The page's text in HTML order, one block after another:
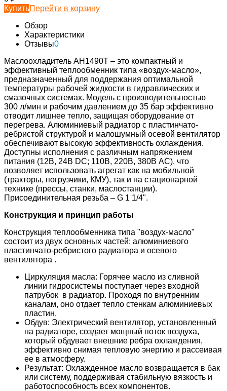
КупитьПерейти в корзину
Обзор
Характеристики
Отзывы0
Маслоохладитель AH1490T – это компактный и
эффективный теплообменник типа «воздух-масло»,
предназначенный для поддержания оптимальной
температуры рабочей жидкости в гидравлических и
смазочных системах. Модель с производительностью
300 л/мин и рабочим давлением до 35 бар эффективно
отводит лишнее тепло, защищая оборудование от
перегрева. Алюминиевый радиатор с пластинчато-
ребристой структурой и малошумный осевой вентилятор
обеспечивают высокую эффективность охлаждения.
Доступны исполнения с различным напряжением
питания (12В, 24В DC; 110В, 220В, 380В AC), что
позволяет использовать агрегат как на мобильной
(тракторы, погрузчики, КМУ), так и на стационарной
технике (прессы, станки, маслостанции).
Присоединительная резьба – G 1 1/4".
Конструкция и принцип работы
Конструкция теплообменника типа "воздух-масло"
состоит из двух основных частей: алюминиевого
пластинчато-ребристого радиатора и осевого
вентилятора .
Циркуляция масла: Горячее масло из сливной
линии гидросистемы поступает через входной
патрубок в радиатор. Проходя по внутренним
каналам, оно отдает тепло стенкам алюминиевых
пластин.
Обдув: Электрический вентилятор, установленный
на радиаторе, создает мощный поток воздуха,
который обдувает внешние ребра охлаждения,
эффективно снимая тепловую энергию и рассеивая
ее в атмосферу.
Результат: Охлажденное масло возвращается в бак
или систему, поддерживая стабильную вязкость и
работоспособность всех компонентов.